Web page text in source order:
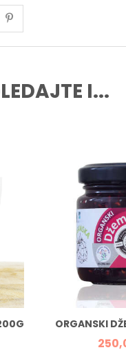
I...
ORGANSKI
250,